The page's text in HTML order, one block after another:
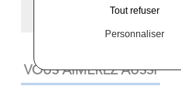
© Openstreetmap France | ©
VOUS AIMEREZ AUSSI
Tout refuser
Personnaliser